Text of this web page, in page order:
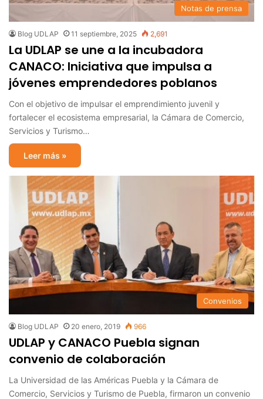
Notas de prensa
Blog UDLAP 11 septiembre, 2025 2,691
La UDLAP se une a la incubadora
CANACO: Iniciativa que impulsa a
jóvenes emprendedores poblanos
Con el objetivo de impulsar el emprendimiento juvenil y
fortalecer el ecosistema empresarial, la Cámara de Comercio,
Servicios y Turismo…
Leer más »
Convenios
Blog UDLAP 20 enero, 2019 966
UDLAP y CANACO Puebla signan
convenio de colaboración
La Universidad de las Américas Puebla y la Cámara de
Comercio, Servicios y Turismo de Puebla, firmaron un convenio